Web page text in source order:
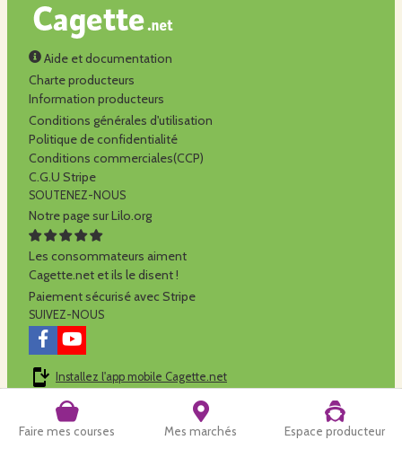
Faire mes courses Mes marchés Espace producteur
Aide et documentation
Charte producteurs
Information producteurs
Conditions générales d'utilisation
Politique de confidentialité
Conditions commerciales(CCP)
C.G.U Stripe
SOUTENEZ-NOUS
Notre page sur Lilo.org
Les consommateurs aiment
Cagette.net et ils le disent !
Paiement sécurisé avec Stripe
SUIVEZ-NOUS
Installez l'app mobile Cagette.net
Cagette.net est réalisé par la SCOP Alilo